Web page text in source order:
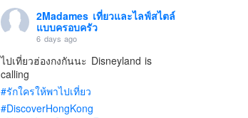
2Madames เที่ยวและไลฟ์สไตล์
แบบครอบครัว
6 days ago
ไปเที่ยวฮ่องกงกันนะ Disneyland is
calling
#รักใครให้พาไปเที่ยว
#DiscoverHongKong